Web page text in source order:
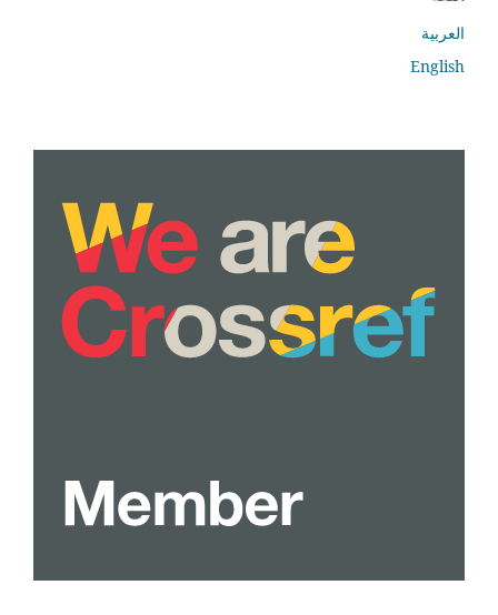
العربية
English